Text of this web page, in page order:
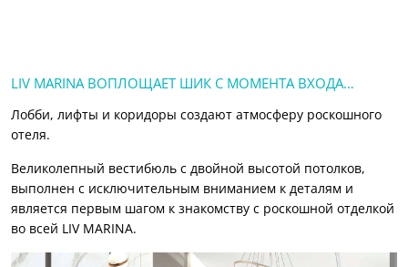
LIV MARINA ВОПЛОЩАЕТ ШИК С МОМЕНТА ВХОДА…
Лобби, лифты и коридоры создают атмосферу роскошного
отеля.
Великолепный вестибюль с двойной высотой потолков,
выполнен с исключительным вниманием к деталям и
является первым шагом к знакомству с роскошной отделкой
во всей LIV MARINA.